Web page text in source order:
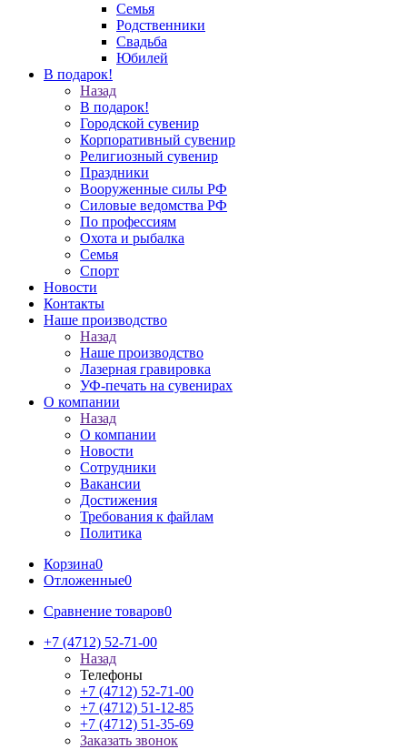
Семья
Родственники
Свадьба
Юбилей
В подарок!
Назад
В подарок!
Городской сувенир
Корпоративный сувенир
Религиозный сувенир
Праздники
Вооруженные силы РФ
Силовые ведомства РФ
По профессиям
Охота и рыбалка
Семья
Спорт
Новости
Контакты
Наше производство
Назад
Наше производство
Лазерная гравировка
УФ-печать на сувенирах
О компании
Назад
О компании
Новости
Сотрудники
Вакансии
Достижения
Требования к файлам
Политика
Корзина0
Отложенные0
Сравнение товаров0
+7 (4712) 52-71-00
Назад
Телефоны
+7 (4712) 52-71-00
+7 (4712) 51-12-85
+7 (4712) 51-35-69
Заказать звонок